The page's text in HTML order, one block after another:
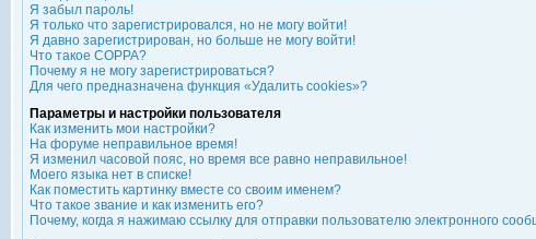
Я забыл пароль!
Я только что зарегистрировался, но не могу войти!
Я давно зарегистрирован, но больше не могу войти!
Что такое COPPA?
Почему я не могу зарегистрироваться?
Для чего предназначена функция «Удалить cookies»?
Параметры и настройки пользователя
Как изменить мои настройки?
На форуме неправильное время!
Я изменил часовой пояс, но время все равно неправильное!
Моего языка нет в списке!
Как поместить картинку вместе со своим именем?
Что такое звание и как изменить его?
Почему, когда я нажимаю ссылку для отправки пользователю электронного